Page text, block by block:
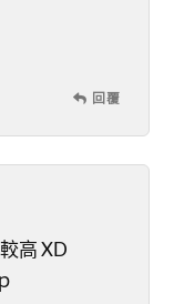
回覆
高 XD